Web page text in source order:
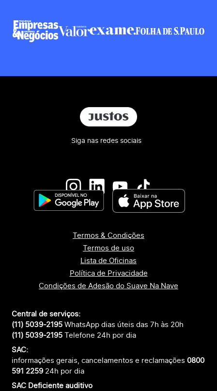
Siga nas redes sociais
Termos & Condições
Termos de uso
Lista de Oficinas
Política de Privacidade
Condições de Adesão do Suave Na Nave
Central de serviços:
(11) 5039-2195 WhatsApp dias úteis das 7h às 20h
(11) 5039-2195 Telefone 24h por dia
SAC:
informações gerais, cancelamentos e reclamações 0800
591 2259 24h por dia
SAC Deficiente auditivo